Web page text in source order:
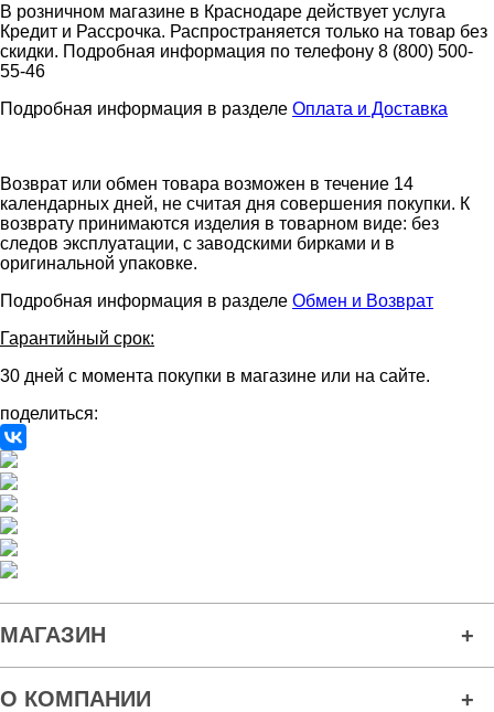
В розничном магазине в Краснодаре действует услуга
Кредит и Рассрочка. Распространяется только на товар без
скидки. Подробная информация по телефону 8 (800) 500-
55-46
Подробная информация в разделе Оплата и Доставка
Возврат или обмен товара возможен в течение 14
календарных дней, не считая дня совершения покупки. К
возврату принимаются изделия в товарном виде: без
следов эксплуатации, с заводскими бирками и в
оригинальной упаковке.
Подробная информация в разделе Обмен и Возврат
Гарантийный срок:
30 дней с момента покупки в магазине или на сайте.
поделиться:
МАГАЗИН
О КОМПАНИИ